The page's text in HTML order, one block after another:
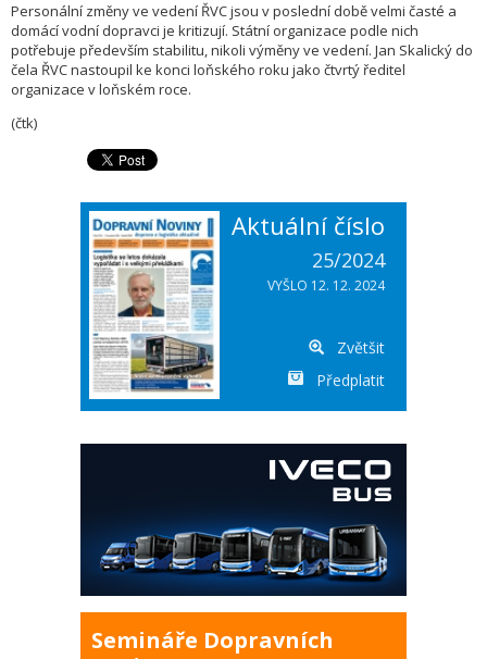
Personální změny ve vedení ŘVC jsou v poslední době velmi časté a
domácí vodní dopravci je kritizují. Státní organizace podle nich
potřebuje především stabilitu, nikoli výměny ve vedení. Jan Skalický do
čela ŘVC nastoupil ke konci loňského roku jako čtvrtý ředitel
organizace v loňském roce.
(čtk)
Aktuální číslo
25/2024
VYŠLO 12. 12. 2024
Zvětšit
Předplatit
Semináře Dopravních